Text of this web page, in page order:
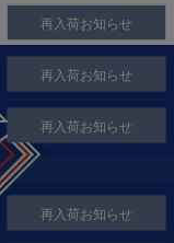
再入荷お知らせ
再入荷お知らせ
再入荷お知らせ
再入荷お知らせ